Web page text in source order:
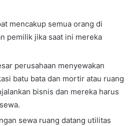
mencakup semua orang di
pemilik jika saat ini mereka
perusahaan menyewakan
batu bata dan mortir atau ruang
bisnis dan mereka harus
sewa ruang datang utilitas